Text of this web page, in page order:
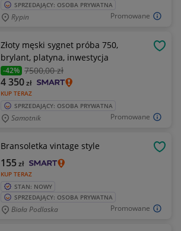
Promowane
SPRZEDAJĄCY: OSOBA PRYWATNA
Rypin
Promowane
Złoty męski sygnet próba 750,
brylant, platyna, inwestycja
-42% 7500,00 zł
KUP TERAZ
4 350zł
SPRZEDAJĄCY: OSOBA PRYWATNA
Samotnik
Promowane
Bransoletka vintage style
KUP TERAZ
155zł
STAN: NOWY
SPRZEDAJĄCY: OSOBA PRYWATNA
Biała Podlaska